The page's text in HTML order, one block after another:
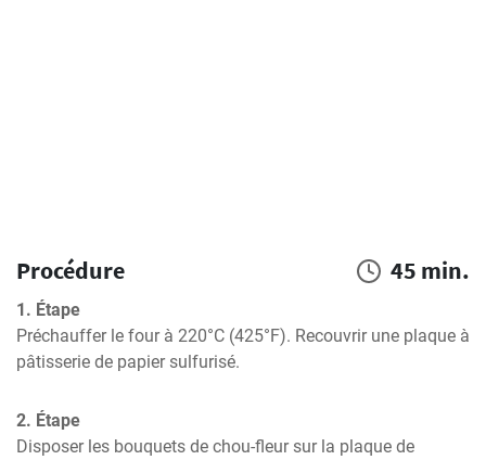
Procédure 45 min.
1. Étape
Préchauffer le four à 220°C (425°F). Recouvrir une plaque à
pâtisserie de papier sulfurisé.
2. Étape
Disposer les bouquets de chou-fleur sur la plaque de